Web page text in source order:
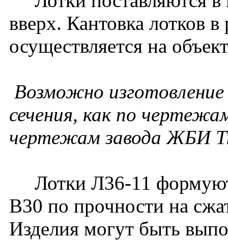
вверх. Кантовка лотков
осуществляется на
Возможно
сечения, как по
чертежам завода ЖБИ
Лотки Л36-11
В30 по прочности на
Изделия могут быть